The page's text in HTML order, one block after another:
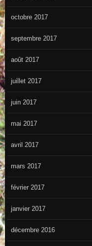
octobre 2017
septembre 2017
août 2017
juillet 2017
juin 2017
mai 2017
avril 2017
mars 2017
février 2017
janvier 2017
décembre 2016